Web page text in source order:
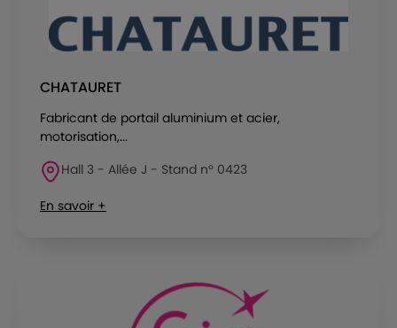
CHATAURET
Fabricant de portail aluminium et acier,
motorisation,...
Hall 3 - Allée J - Stand n° 0423
En savoir +